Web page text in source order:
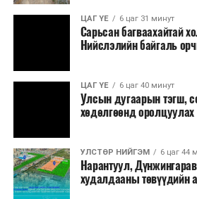
буй тохиолдолд хориг
зөвшөөрөлгүй дуудлагын
хуудсаар мэдээлэх боломжтой.
Шинэ хууль Францын зах зээлд
дуудлагын төвүүдэд
Мароккогийн дуудлагын
хувь Францын зах зээлээс
40–50 мянган ажлын байр
Мароккогийн хөдөлмөр
ЦАГ ҮЕ 6 цаг 31 минут
Сарьсан багваахайтай
Нийслэлийн байгаль
ЦАГ ҮЕ 6 цаг 40 минут
Улсын дугаарын тэгш,
хөдөлгөөнд оролцуулах
УЛСТӨР НИЙГЭМ 6 цаг 44
Нарантуул,
худалдааны төвүүдийн